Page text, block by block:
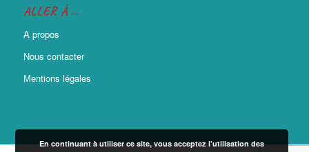
ALLER À …
A propos
Nous contacter
Mentions légales
En continuant à utiliser ce site, vous acceptez l’utilisation des